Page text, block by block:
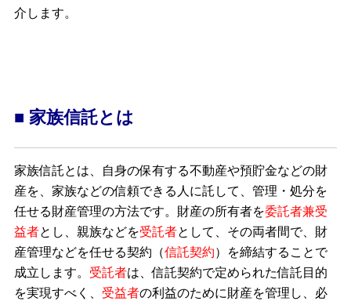
介します。
■ 家族信託とは
家族信託とは、自身の保有する不動産や預貯金などの財
産を、家族などの信頼できる人に託して、管理・処分を
任せる財産管理の方法です。財産の所有者を委託者兼受
益者とし、親族などを受託者として、その両者間で、財
産管理などを任せる契約（信託契約）を締結することで
成立します。 受託者は、信託契約で定められた信託目的
を実現すべく、 受益者の利益のために財産を管理し、必